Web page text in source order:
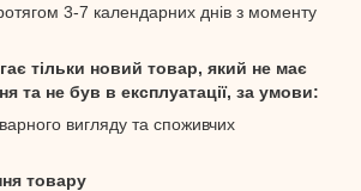
3-7 календарних днів з моменту
тільки новий товар, який не має
та не був в експлуатації, за умови:
вигляду та споживчих
товару